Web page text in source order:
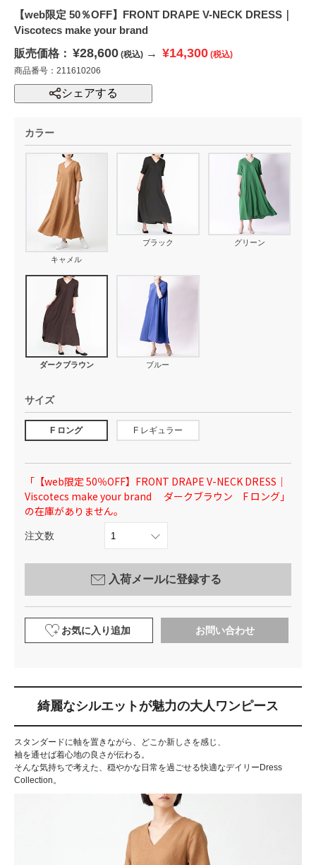
【web限定 50％OFF】FRONT DRAPE V-NECK DRESS｜
Viscotecs make your brand
販売価格： ¥28,600 (税込) → ¥14,300 (税込)
商品番号：211610206
シェアする
カラー
キャメル
ブラック グリーン
ダークブラウン ブルー
サイズ
F ロング F レギュラー
「【web限定 50％OFF】FRONT DRAPE V-NECK DRESS｜
Viscotecs make your brand ダークブラウン F ロング」
の在庫がありません。
注文数
入荷メールに登録する
お気に入り追加 お問い合わせ
綺麗なシルエットが魅力の大人ワンピース
スタンダードに軸を置きながら、どこか新しさを感じ、
袖を通せば着心地の良さが伝わる。
そんな気持ちで考えた、穏やかな日常を過ごせる快適なデイリーDress
Collection。